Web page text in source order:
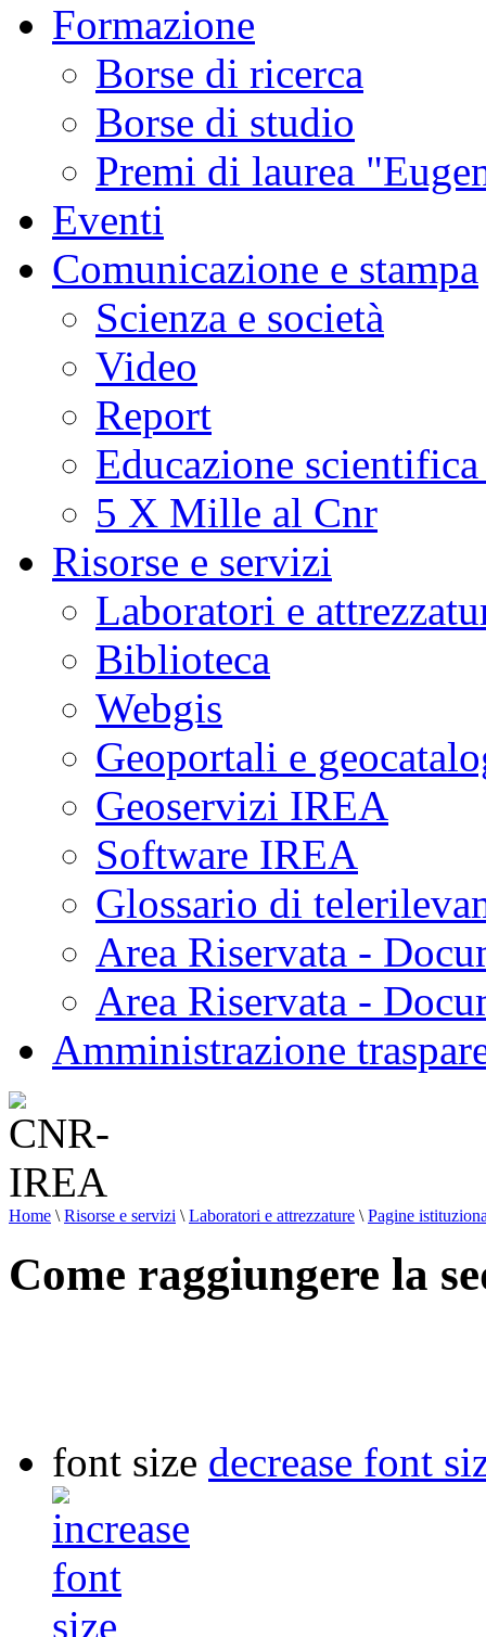
Formazione
Borse di ricerca
Borse di studio
Premi di laurea
Eventi
Comunicazione e stampa
Scienza e società
Video
Report
Educazione
5 X Mille al Cnr
Risorse e servizi
Laboratori e
Biblioteca
Webgis
Geoportali e
Geoservizi IREA
Software IREA
Glossario di
Area Riservata -
Area Riservata -
Amministrazione
Home \ Risorse e servizi \ Laboratori e attrezzature \ Pagine
Come raggiungere la
font size decrease font